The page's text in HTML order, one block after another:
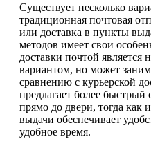
Существует несколько
традиционная почтовая
или доставка в пункты
методов имеет свои
доставки почтой
вариантом, но может
сравнению с курьерской
предлагает более быстрый
прямо до двери, тогда как
выдачи обеспечивает
удобное время.